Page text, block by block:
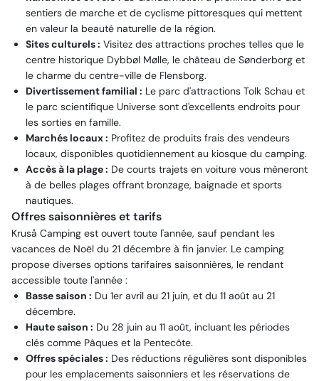
sentiers de marche et de cyclisme pittoresques qui mettent
en valeur la beauté naturelle de la région.
Sites culturels : Visitez des attractions proches telles que le
centre historique Dybbøl Mølle, le château de Sønderborg et
le charme du centre-ville de Flensborg.
Divertissement familial : Le parc d'attractions Tolk Schau et
le parc scientifique Universe sont d'excellents endroits pour
les sorties en famille.
Marchés locaux : Profitez de produits frais des vendeurs
locaux, disponibles quotidiennement au kiosque du camping.
Accès à la plage : De courts trajets en voiture vous mèneront
à de belles plages offrant bronzage, baignade et sports
nautiques.
Offres saisonnières et tarifs
Kruså Camping est ouvert toute l'année, sauf pendant les
vacances de Noël du 21 décembre à fin janvier. Le camping
propose diverses options tarifaires saisonnières, le rendant
accessible toute l'année :
Basse saison : Du 1er avril au 21 juin, et du 11 août au 21
décembre.
Haute saison : Du 28 juin au 11 août, incluant les périodes
clés comme Pâques et la Pentecôte.
Offres spéciales : Des réductions régulières sont disponibles
pour les emplacements saisonniers et les réservations de